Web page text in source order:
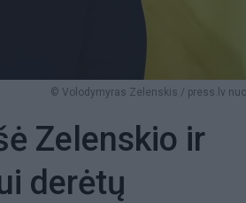
© Volodymyras Zelenskis / press.lv
Zelenskio ir
derėtų